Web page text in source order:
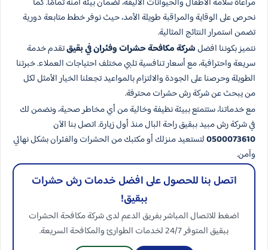
نحرص على الوقاية والمراقبة طويلة الأمد، حيث نوفر خطط متابعة دورية
تضمن استمرار النتائج المثالية.
نتميز بكوننا افضلشركة مكافحة حشرات وفئران في بقيقتقدم خدمة
سريعة واحترافية، مع أسعار تنافسية تلبي مختلف احتياجات العملاء. خبرتنا
الطويلة وحرصنا على الجودة والالتزام بالمواعيد تجعلنا الخيار الأمثل لكل
من يبحث عن شركة رش حشرات محترفة.
مع خدماتنا، ستتمتع ببيئة نظيفة وخالية من أي مخاطر صحية، ونضمن لك
في شركة رش مبيد ببقيق راحة البال منذ أول زيارة. اتصل بنا الآن
0500073610لتستعيد منزلك أو مكتبك من الحشرات والفئران بشكل نهائي
وآمن.
اتصل بنا للحصول على افضل خدمات رش حشرات​
ببقيق!
اضغط للاتصال المباشر بفريق الدعم لدى شركة مكافحة الحشرات
ببقيق المتوفر 24/7 لخدمات الطوارئ والمكافحة السريعة.